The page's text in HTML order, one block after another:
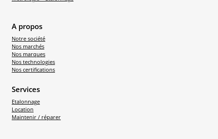
A propos
Notre société
Nos marchés
Nos marques
Nos technologies
Nos certifications
Services
Etalonnage
Location
Maintenir / réparer